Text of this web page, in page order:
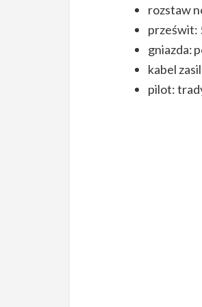
rozstaw
prześwit:
gniazda:
kabel
pilot: